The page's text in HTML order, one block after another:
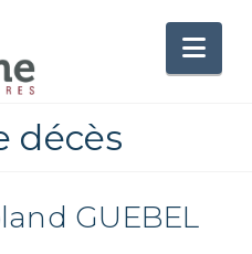
décès
GUEBEL